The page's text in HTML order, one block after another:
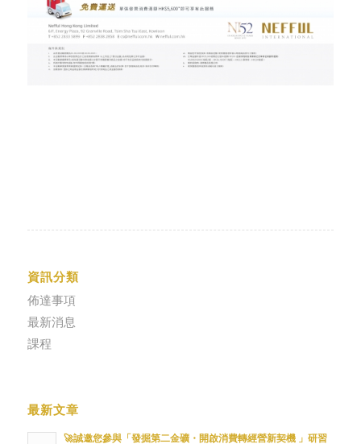
資訊分類
佈達事項
最新消息
課程
最新文章
🚀誠邀您參與「發掘第二金礦・開啟消費轉經營新契機 」研習